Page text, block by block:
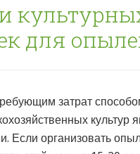
для
затрат
культур
Если организовать